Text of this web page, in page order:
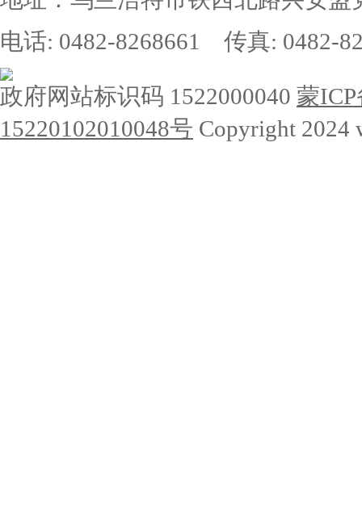
电话: 0482-8268661 传真: 0482-
政府网站标识码 1522000040 蒙ICP
15220102010048号 Copyright 2024